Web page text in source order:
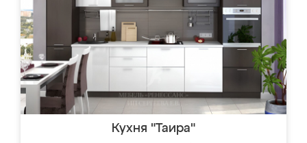
Кухня "Таира"